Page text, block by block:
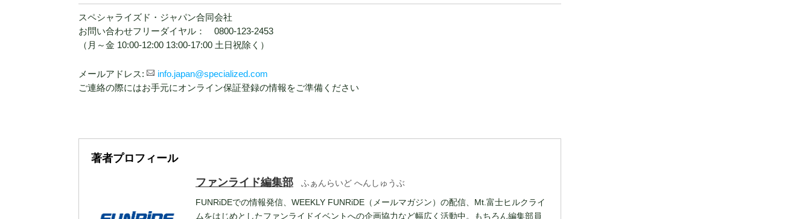
スペシャライズド・ジャパン合同会社
お問い合わせフリーダイヤル： 0800-123-2453
（月～金 10:00-12:00 13:00-17:00 土日祝除く）
メールアドレス:
info.japan@specialized.com
ご連絡の際にはお手元にオンライン保証登録の情報をご準備ください
著者プロフィール
ファンライド編集部
ふぁんらいど へんしゅうぶ
FUNRiDEでの情報発信、WEEKLY FUNRiDE（メールマガジン）の配信、Mt.富士ヒルクライ
ムをはじめとしたファンライドイベントへの企画協力など幅広く活動中。もちろん編集部員